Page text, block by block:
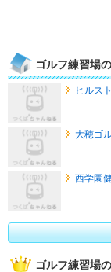
ゴルフ練習場
ヒルス
大穂ゴ
西学園
ゴルフ練習場